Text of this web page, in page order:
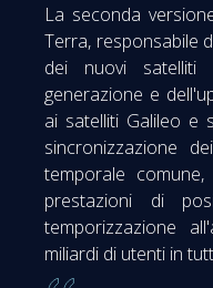
La seconda
Terra, responsabile
dei nuovi satelliti
generazione e
ai satelliti Galileo e
sincronizzazione
temporale
prestazioni di
temporizzazione
miliardi di utenti in